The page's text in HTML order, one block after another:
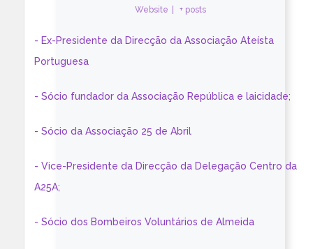
Website + posts
- Ex-Presidente da Direcção da Associação Ateísta
Portuguesa
- Sócio fundador da Associação República e laicidade;
- Sócio da Associação 25 de Abril
- Vice-Presidente da Direcção da Delegação Centro da
A25A;
- Sócio dos Bombeiros Voluntários de Almeida